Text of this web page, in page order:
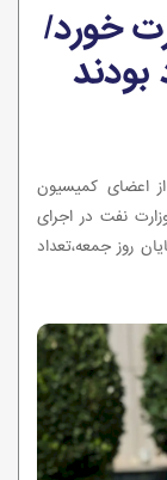
خورد/
بودند
یکی از اعضای کمیسیون
نفت در اجرای
روز جمعه،تعداد